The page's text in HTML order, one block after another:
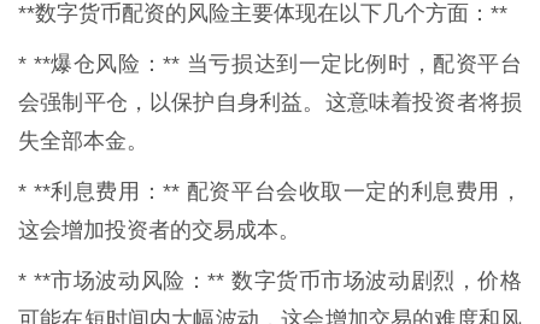
**数字货币配资的风险主要体现在以下几个方面：**
* **爆仓风险：** 当亏损达到一定比例时，配资平台
会强制平仓，以保护自身利益。这意味着投资者将损
失全部本金。
* **利息费用：** 配资平台会收取一定的利息费用，
这会增加投资者的交易成本。
* **市场波动风险：** 数字货币市场波动剧烈，价格